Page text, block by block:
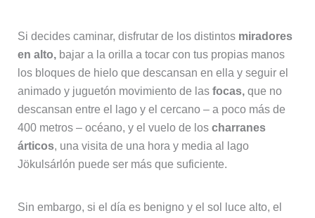
Si decides caminar, disfrutar de los distintos miradores
en alto,bajar a la orilla a tocar con tus propias manos
los bloques de hielo que descansan en ella y seguir el
animado y juguetón movimiento de las focas,que no
descansan entre el lago y el cercano – a poco más de
400 metros – océano, y el vuelo de loscharranes
árticos, una visita de una hora y media al lago
Jökulsárlón puede ser más que suficiente.
Sin embargo, si el día es benigno y el sol luce alto, el